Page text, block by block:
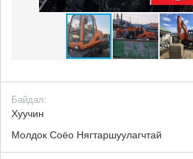
Байдал:
Хуучин
Молдок Соёо Нягтаршуулагчтай